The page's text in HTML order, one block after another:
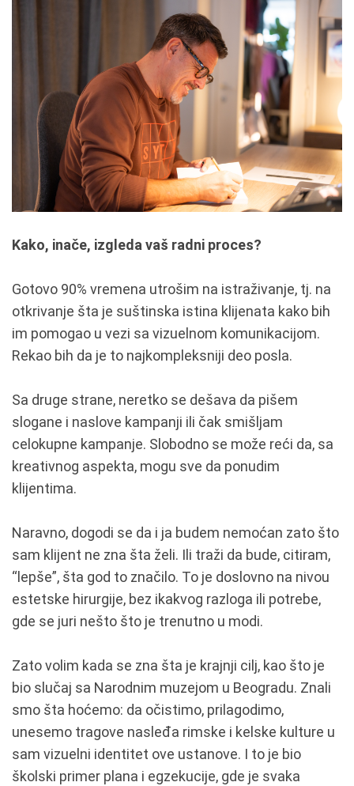
Kako, inače, izgleda vaš radni proces?
Gotovo 90% vremena utrošim na istraživanje, tj. na
otkrivanje šta je suštinska istina klijenata kako bih
im pomogao u vezi sa vizuelnom komunikacijom.
Rekao bih da je to najkompleksniji deo posla.
Sa druge strane, neretko se dešava da pišem
slogane i naslove kampanji ili čak smišljam
celokupne kampanje. Slobodno se može reći da, sa
kreativnog aspekta, mogu sve da ponudim
klijentima.
Naravno, dogodi se da i ja budem nemoćan zato što
sam klijent ne zna šta želi. Ili traži da bude, citiram,
“lepše”, šta god to značilo. To je doslovno na nivou
estetske hirurgije, bez ikakvog razloga ili potrebe,
gde se juri nešto što je trenutno u modi.
Zato volim kada se zna šta je krajnji cilj, kao što je
bio slučaj sa Narodnim muzejom u Beogradu. Znali
smo šta hoćemo: da očistimo, prilagodimo,
unesemo tragove nasleđa rimske i kelske kulture u
sam vizuelni identitet ove ustanove. I to je bio
školski primer plana i egzekucije, gde je svaka